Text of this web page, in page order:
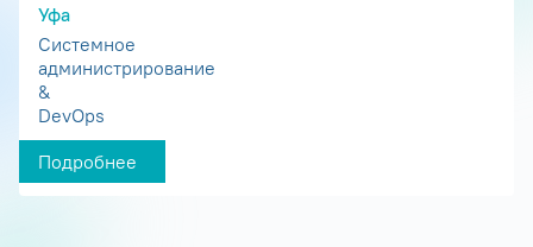
Уфа
Системное
администрирование
&
DevOps
Подробнее